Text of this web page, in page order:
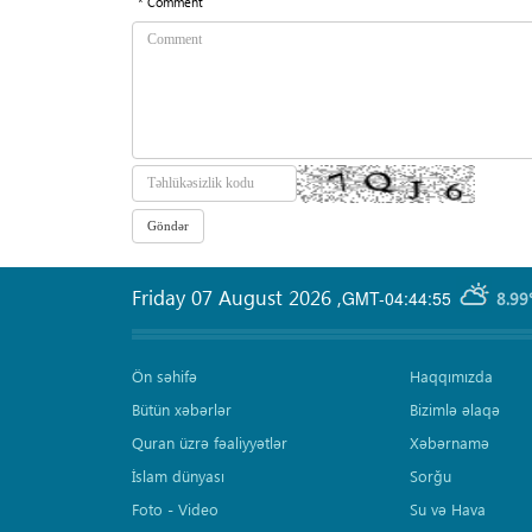
GMT-04:44:55
Friday 07 August 2026 ,
Ön səhifə
Bütün xəbərlər
Quran üzrə fəaliyyətlər
İslam dünyası
Foto - Video
Haqqımızda
Bizimlə əlaqə
Xəbərnamə
Sorğu
Su və Hava